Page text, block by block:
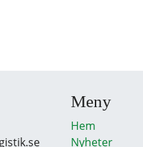
Meny
Hem
Nyheter